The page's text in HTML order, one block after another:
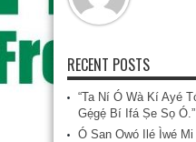
RECENT POSTS
“Ta Ní Ó Wà Kí Ayé
Gẹ́gẹ́ Bí Ifá Ṣe Sọ Ó.”
Ó San Owó Ilé Ìwé